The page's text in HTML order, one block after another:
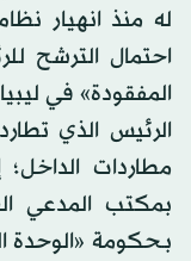
احتمال الترشح
المفقودة» في
الرئيس الذي
مطاردات
بمكتب المدعي
بـحكومة «الوحدة